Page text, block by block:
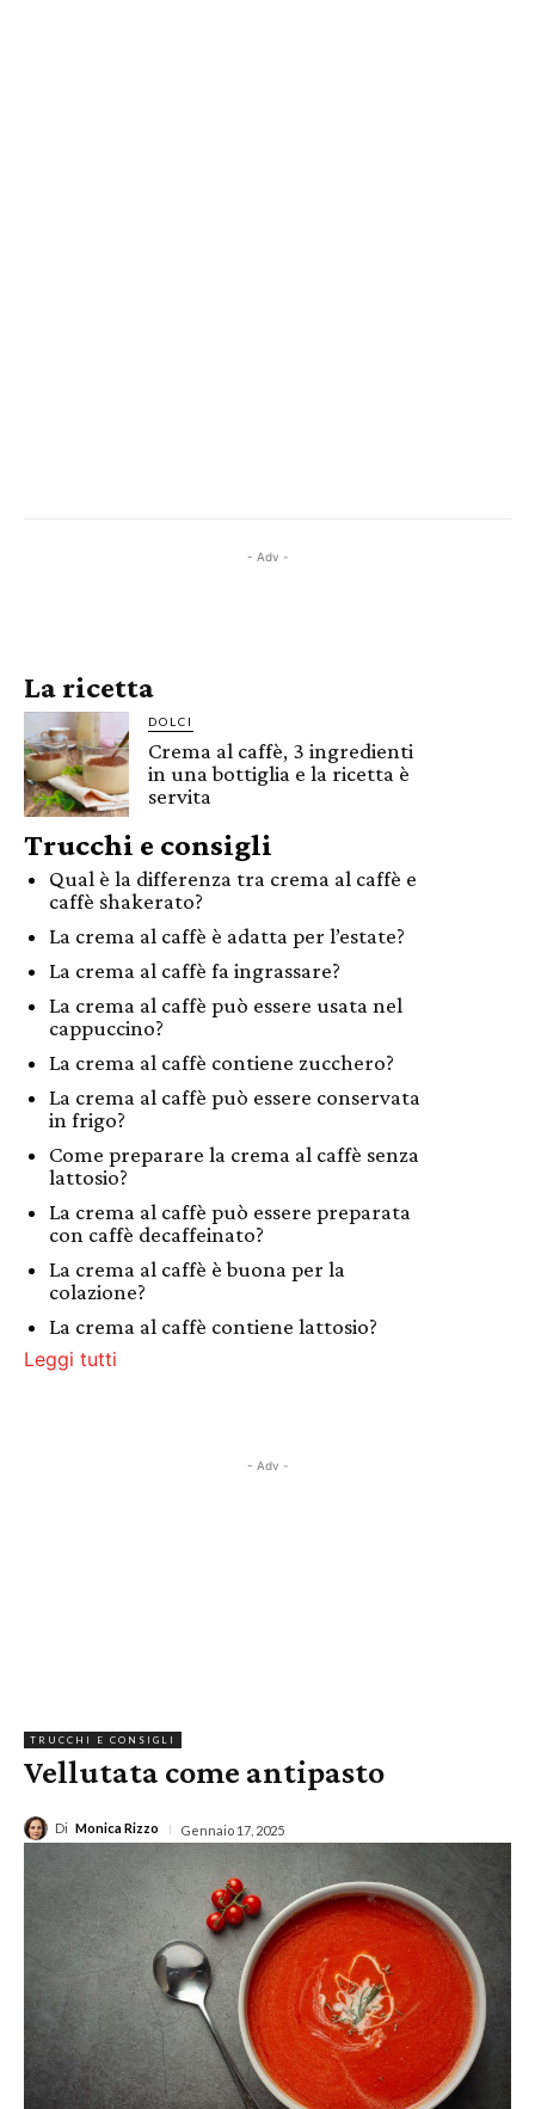
- Adv -
La ricetta
DOLCI
Crema al caffè, 3 ingredienti
in una bottiglia e la ricetta è
servita
Trucchi e consigli
Qual è la differenza tra crema al caffè e
caffè shakerato?
La crema al caffè è adatta per l’estate?
La crema al caffè fa ingrassare?
La crema al caffè può essere usata nel
cappuccino?
La crema al caffè contiene zucchero?
La crema al caffè può essere conservata
in frigo?
Come preparare la crema al caffè senza
lattosio?
La crema al caffè può essere preparata
con caffè decaffeinato?
La crema al caffè è buona per la
colazione?
La crema al caffè contiene lattosio?
Leggi tutti
- Adv -